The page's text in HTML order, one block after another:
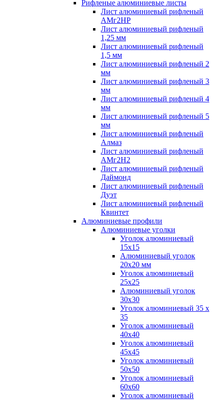
Рифленые алюминиевые листы
Лист алюминиевый рифленый
АМг2НР
Лист алюминиевый рифленый
1,25 мм
Лист алюминиевый рифленый
1,5 мм
Лист алюминиевый рифленый 2
мм
Лист алюминиевый рифленый 3
мм
Лист алюминиевый рифленый 4
мм
Лист алюминиевый рифленый 5
мм
Лист алюминиевый рифленый
Алмаз
Лист алюминиевый рифленый
АМг2Н2
Лист алюминиевый рифленый
Даймонд
Лист алюминиевый рифленый
Дуэт
Лист алюминиевый рифленый
Квинтет
Алюминиевые профили
Алюминиевые уголки
Уголок алюминиевый
15х15
Алюминиевый уголок
20х20 мм
Уголок алюминиевый
25х25
Алюминиевый уголок
30х30
Уголок алюминиевый 35 х
35
Уголок алюминиевый
40х40
Уголок алюминиевый
45х45
Уголок алюминиевый
50х50
Уголок алюминиевый
60х60
Уголок алюминиевый